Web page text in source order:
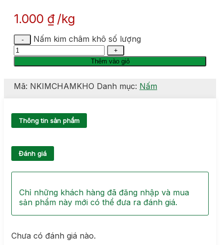
1.000 ₫ kg
Nấm kim châm khô số lượng
Thêm vào giỏ
Mã: NKIMCHAMKHO Danh mục: Nấm
Đánh giá
Chưa có đánh giá nào.
Chỉ những khách hàng đã đăng nhập và mua
sản phẩm này mới có thể đưa ra đánh giá.
Thông tin sản phẩm